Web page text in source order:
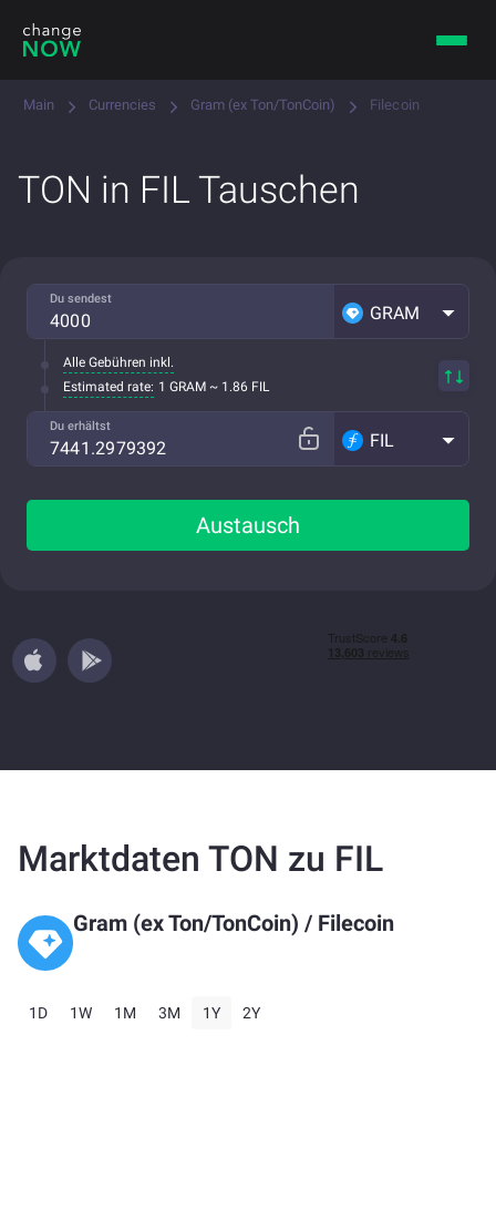
Main Currencies Gram (ex Ton/TonCoin) Filecoin
TON in FIL Tauschen
Du sendest
GRAM
Alle Gebühren inkl.
Estimated rate: 1 GRAM ~ 1.86 FIL
Du erhältst
FIL
Austausch
Marktdaten TON zu FIL
Gram (ex Ton/TonCoin) / Filecoin
1D 1W 1M 3M 1Y 2Y